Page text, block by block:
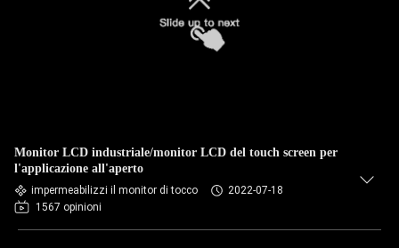
Monitor LCD industriale/monitor LCD del touch screen per
l'applicazione all'aperto
impermeabilizzi il monitor di tocco
2022-07-18
1567 opinioni